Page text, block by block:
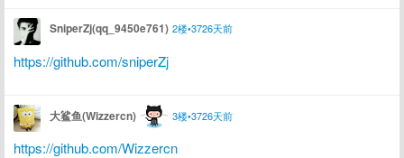
SniperZj(qq_9450e761) 2楼•3726天前
https://github.com/sniperZj
大鲨鱼(Wizzercn) 3楼•3726天前
https://github.com/Wizzercn